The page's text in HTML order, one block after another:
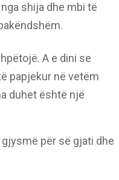
shija dhe mbi të
A e dini se
papjekur në vetëm
duhet është një
për së gjati dhe